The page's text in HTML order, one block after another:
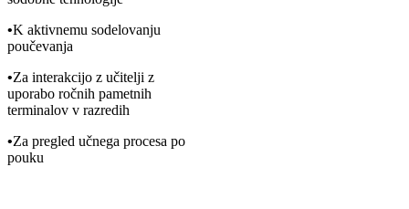
•K aktivnemu sodelovanju
poučevanja
•Za interakcijo z učitelji z
uporabo ročnih pametnih
terminalov v razredih
•Za pregled učnega procesa po
pouku